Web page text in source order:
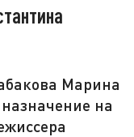
Марина
на